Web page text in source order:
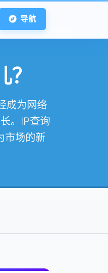
导航
成为网络
。IP查询
市场的新